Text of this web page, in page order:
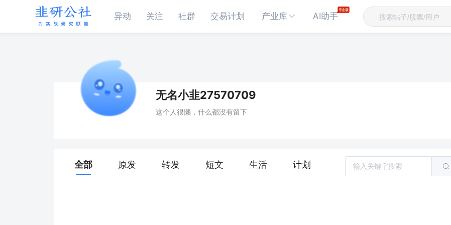
异动 关注 社群 交易计划 产业库 AI助手
无名小韭27570709
这个人很懒，什么都没有留下
全部 原发 转发 短文 生活 计划